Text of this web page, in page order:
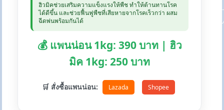
ฮิวมิคช่วยเสริมความแข็งแรงให้พืช ทำให้ต้านทานโรค
ได้ดีขึ้น และช่วยฟื้นฟูพืชที่เสียหายจากโรคเร็วกว่า ผสม
ฉีดพ่นพร้อมกันได้
💰 แพนน่อน 1kg: 390 บาท | ฮิว
มิค 1kg: 250 บาท
🛒 สั่งซื้อแพนน่อน: Lazada Shopee